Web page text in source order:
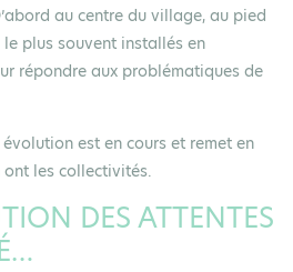
au centre du village, au pied
le plus souvent installés en
répondre aux problématiques de
est en cours et remet en
ont les collectivités.
DES ATTENTES